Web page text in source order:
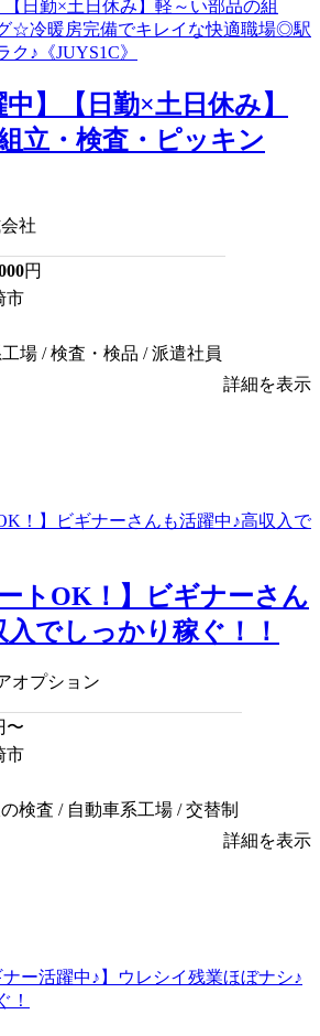
中】【日勤×土日休み】
立・検査・ピッキン
社
円
市
場 / 検査・検品 / 派遣社員
詳細を表示
トOK！】ビギナーさん
入でしっかり稼ぐ！！
オプション
〜
市
検査 / 自動車系工場 / 交替制
詳細を表示